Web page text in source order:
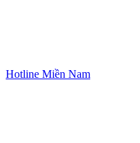
Hotline Miền Nam